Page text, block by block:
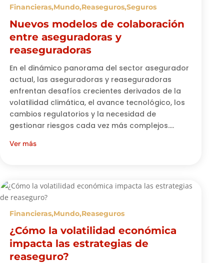
Financieras,Mundo,Reaseguros,Seguros
Nuevos modelos de colaboración
entre aseguradoras y
reaseguradoras
En el dinámico panorama del sector asegurador
actual, las aseguradoras y reaseguradoras
enfrentan desafíos crecientes derivados de la
volatilidad climática, el avance tecnológico, los
cambios regulatorios y la necesidad de
gestionar riesgos cada vez más complejos....
Ver más
Financieras,Mundo,Reaseguros
¿Cómo la volatilidad económica
impacta las estrategias de
reaseguro?